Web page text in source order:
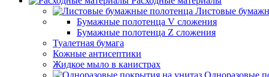
Листовые
Бумажные полотенца V сложения
Бумажные полотенца Z сложения
Туалетная бумага
Кожные антисептики
Жидкое мыло в канистрах
Одноразовые